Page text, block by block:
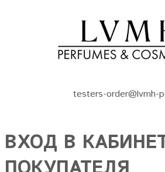
testers-order@lvmh-
ВХОД В